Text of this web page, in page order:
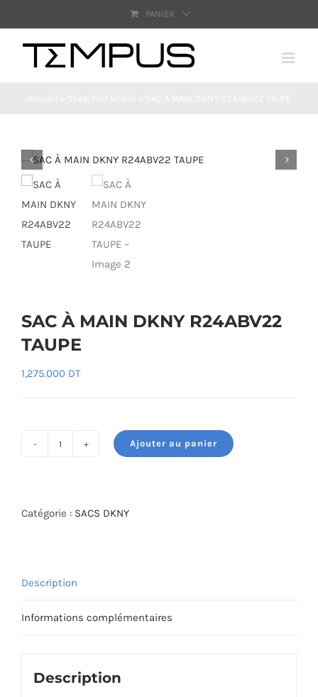
au
contenu
PANIER
SAC À MAIN DKNY R24ABV22
TAUPE
1,275.000 DT
À
Ajouter au panier
Catégorie : SACS DKNY
Description
Informations complémentaires
Description